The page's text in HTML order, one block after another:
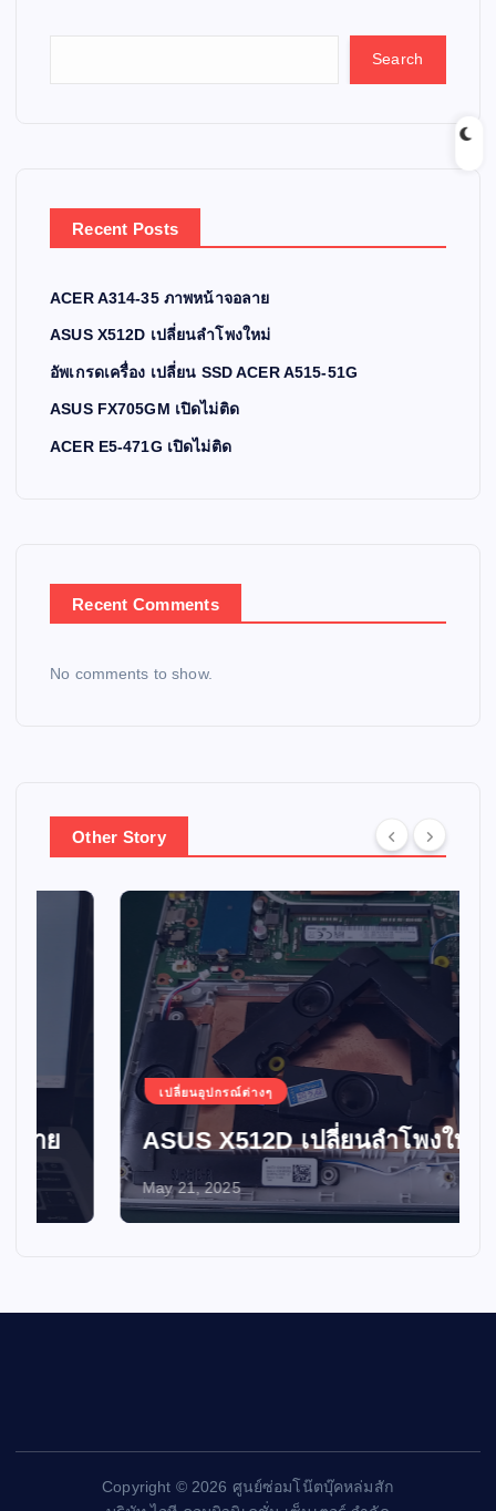
Search
Recent Posts
ACER A314-35 ภาพหน้าจอลาย
ASUS X512D เปลี่ยนลำโพงใหม่
อัพเกรดเครื่อง เปลี่ยน SSD ACER A515-51G
ASUS FX705GM เปิดไม่ติด
ACER E5-471G เปิดไม่ติด
Recent Comments
No comments to show.
Other Story
เปลี่ยนอุปกรณ์ต่างๆ
ASUS X512D เปลี่ยนลำโพงใหม่
May 21, 2025
Copyright © 2026 ศูนย์ซ่อมโน๊ตบุ๊คหล่มสัก